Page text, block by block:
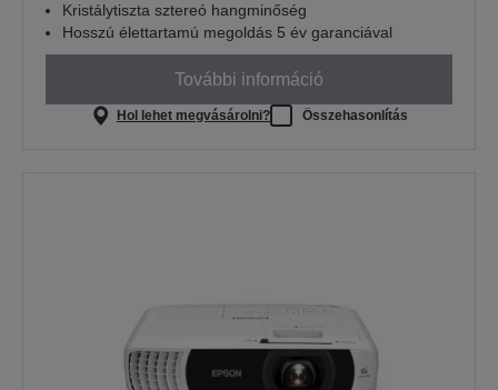
Kristálytiszta sztereó hangminőség
Hosszú élettartamú megoldás 5 év garanciával
További információ
Hol lehet megvásárolni? Összehasonlítás